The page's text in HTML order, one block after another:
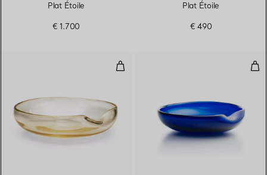
Plat Étoile
€ 1.700
Plat Étoile
€ 490
Plat Thumbprint